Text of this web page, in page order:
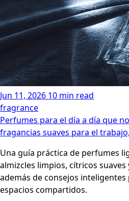
Jun 11, 2026 10 min read
fragrance
Perfumes para el día a día que
fragancias suaves para el
Una guía práctica de perfumes
almizcles limpios, cítricos
además de consejos
espacios compartidos.